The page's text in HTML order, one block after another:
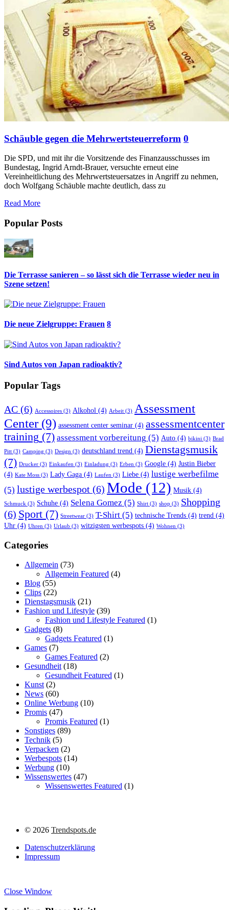
Schäuble gegen die Mehrwertsteuerreform 0
Die SPD, und mit ihr die Vorsitzende des Finanzausschusses im
Bundestag, Ingrid Arndt-Brauer, versuchte erneut eine
Vereinheitlichung des Mehrwertsteuersatzes in Angriff zu nehmen,
doch Wolfgang Schäuble machte deutlich, dass zu
Read More
Popular Posts
Die Terrasse sanieren – so lässt sich die Terrasse wieder neu in
Szene setzen!
Die neue Zielgruppe: Frauen 8
Sind Autos von Japan radioaktiv?
Popular Tags
AC (6) Accessoires (3) Alkohol (4) Arbeit (3) Assessment
Center(9) assessment center seminar (4) assessmentcenter
training (7) assessment vorbereitung (5) Auto (4) bikini (3) Brad
Pitt (3) Camping (3) Design (3) deutschland trend (4) Dienstagsmusik
(7) Drucker (3) Einkaufen (3) Einladung (3) Erben (3) Google (4) Justin Bieber
(4) Kate Moss (3) Lady Gaga (4) Laufen (3) Liebe (4) lustige werbefilme
(5) lustige werbespot (6) Mode (12) Musik (4)
Schmuck (3) Schuhe (4) Selena Gomez (5) Shirt (3) shop (3) Shopping
(6) Sport (7) Streetwear (3) T-Shirt (5) technische Trends (4) trend (4)
Uhr (4) Uhren (3) Urlaub (3) witzigsten werbespots (4) Wohnen (3)
Categories
Allgemein (73)
Allgemein Featured (4)
Blog (55)
Clips (22)
Dienstagsmusik (21)
Fashion und Lifestyle (39)
Fashion und Lifestyle Featured (1)
Gadgets (8)
Gadgets Featured (1)
Games (7)
Games Featured (2)
Gesundheit(18)
Gesundheit Featured (1)
Kunst(2)
News (60)
Online Werbung (10)
Promis (47)
Promis Featured (1)
Sonstiges (89)
Technik (5)
Verpacken (2)
Werbespots (14)
Werbung (10)
Wissenswertes (47)
Wissenswertes Featured (1)
© 2026 Trendspots.de
Datenschutzerklärung
Impressum
Close Window